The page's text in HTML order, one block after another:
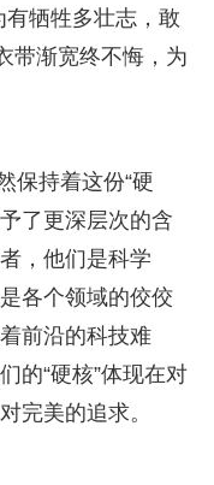
有牺牲多壮志，敢
带渐宽终不悔，为
保持着这份“硬
了更深层次的含
，他们是科学
各个领域的佼佼
前沿的科技难
的“硬核”体现在对
完美的追求。